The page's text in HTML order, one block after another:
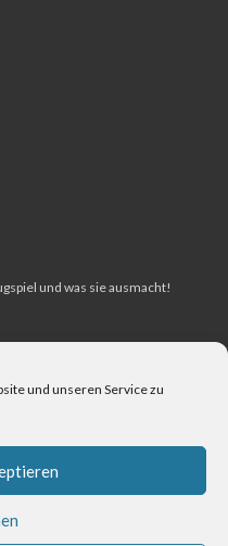
und unseren Service zu
und was sie ausmacht!
Bangkok